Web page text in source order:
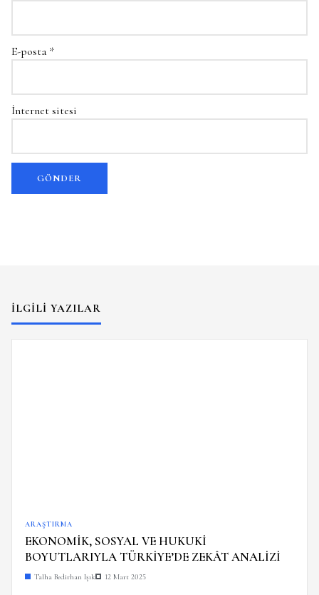
E-posta *
İnternet sitesi
İLGILI YAZILAR
ARAŞTIRMA
EKONOMİK, SOSYAL VE HUKUKİ
BOYUTLARIYLA TÜRKİYE’DE ZEKÂT ANALİZİ
Talha Bedirhan Işık 12 Mart 2025